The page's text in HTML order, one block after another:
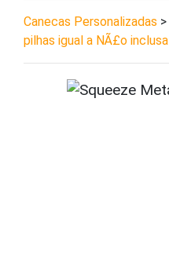
Canecas Personalizadas >
pilhas igual a NÃ£o inclusa